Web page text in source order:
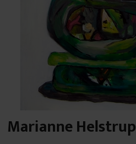
Marianne Helstrup